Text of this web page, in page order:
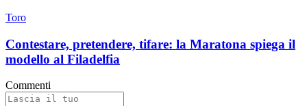
Toro
Contestare, pretendere, tifare: la Maratona spiega il
modello al Filadelfia
Commenti